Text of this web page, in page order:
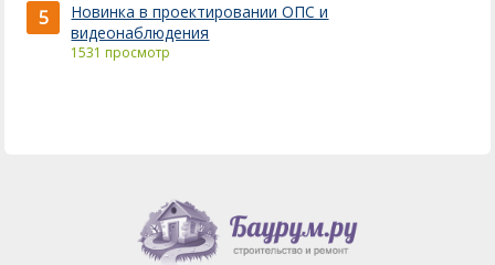
5
Новинка в проектировании ОПС и
видеонаблюдения
1531 просмотр